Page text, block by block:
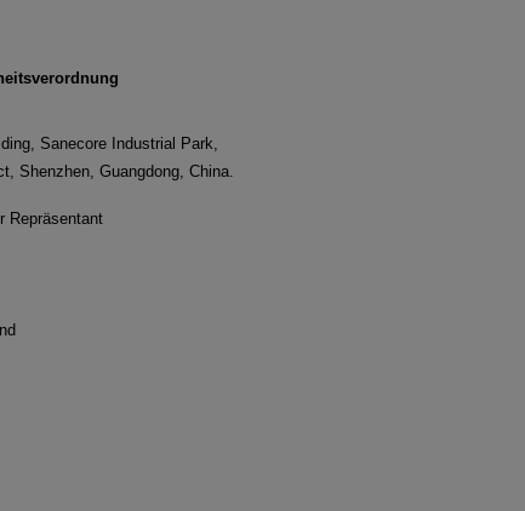
Sanecore Industrial Park,
Shenzhen, Guangdong, China.
Repräsentant